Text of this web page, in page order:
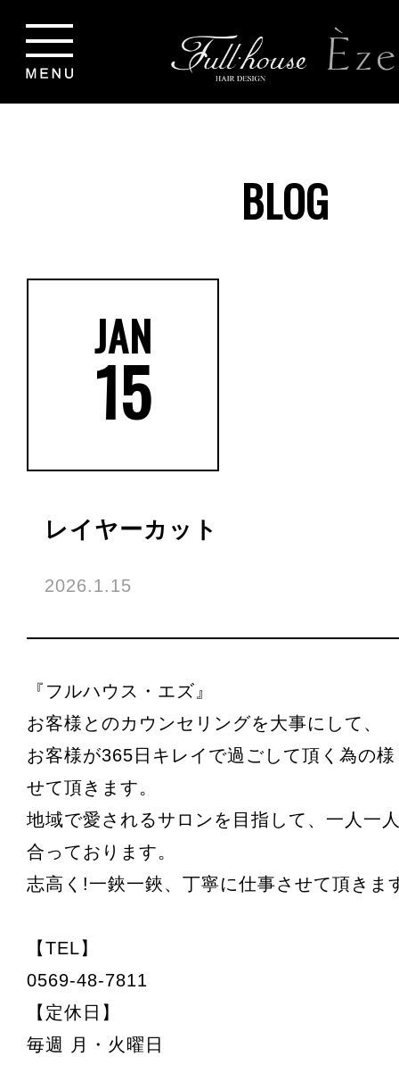
BLOG
JAN
15
レイヤーカット
2026.1.15
『フルハウス・エズ』
お客様とのカウンセリングを大事にして、
お客様が365日キレイで過ごして頂く為の
せて頂きます。
地域で愛されるサロンを目指して、一人一
合っております。
志高く!一鋏一鋏、丁寧に仕事させて頂きま
【TEL】
0569-48-7811
【定休日】
毎週 月・火曜日